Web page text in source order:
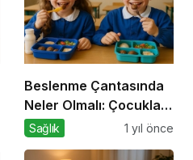
Beslenme Çantasında
Neler Olmalı: Çocuklar
İçin Lezzetli ve Dengeli
Sağlık 1 yıl önce